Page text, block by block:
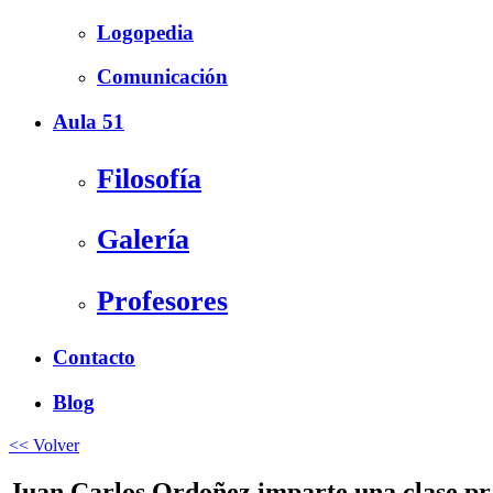
Logopedia
Comunicación
Aula 51
Filosofía
Galería
Profesores
Contacto
Blog
<< Volver